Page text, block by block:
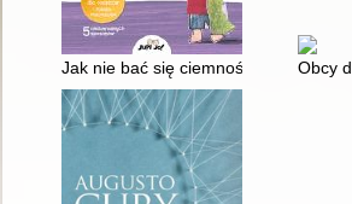
Jak nie bać się ciemności? / [tekst:
Obcy